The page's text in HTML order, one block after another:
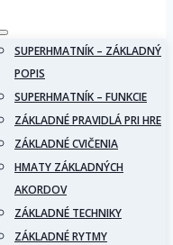
SUPERHMATNÍK – ZÁKLADNÝ
POPIS
SUPERHMATNÍK – FUNKCIE
ZÁKLADNÉ PRAVIDLÁ PRI HRE
ZÁKLADNÉ CVIČENIA
HMATY ZÁKLADNÝCH
AKORDOV
ZÁKLADNÉ TECHNIKY
ZÁKLADNÉ RYTMY